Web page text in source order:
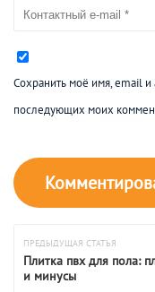
Сохранить моё имя, email и
последующих моих
ПРЕДЫДУЩАЯ СТАТЬЯ
Плитка пвх для пола:
и минусы